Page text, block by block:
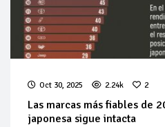
Oct 30, 2025 2.24k 2
Las marcas más fiables de
japonesa sigue intacta